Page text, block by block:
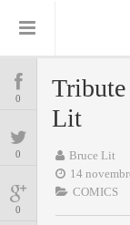
COMICS
MANGAS
BD
0
0
0
Lit
Bruce Lit
14
COMICS
Comics
Daredevil Dark Horse
Delcourt
Encyclopegeek
Replay
Glénat Graphic Novel
Independants JB Vu
Nguyen